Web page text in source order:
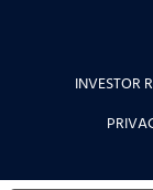
Con Roberto De
INVESTOR